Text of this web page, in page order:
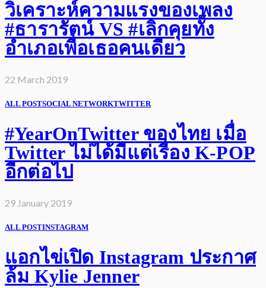
วิเคราะห์ความแรงของเพลง
#ธารารัตน์ VS #เลิกคุยทั้ง
อำเภอเพื่อเธอคนเดียว
22 March 2019
ALL POSTSOCIAL NETWORKTWITTER
#YearOnTwitter ของไทย เมื่อ
Twitter ไม่ได้มีแต่เรื่อง K-POP
อีกต่อไป
29 January 2019
ALL POSTINSTAGRAM
แอกไข่เปิด Instagram ประกาศ
ล้ม Kylie Jenner